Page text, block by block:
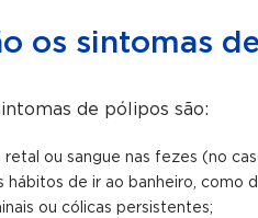
os sintomas
de pólipos são:
retal ou sangue nas fezes (no
hábitos de ir ao banheiro, como
ou cólicas persistentes;